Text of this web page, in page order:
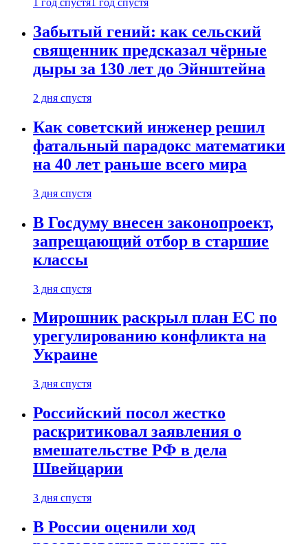
1 год спустя 1 год спустя
Забытый гений: как сельский
священник предсказал чёрные
дыры за 130 лет до Эйнштейна
2 дня спустя
Как советский инженер решил
фатальный парадокс математики
на 40 лет раньше всего мира
3 дня спустя
В Госдуму внесен законопроект,
запрещающий отбор в старшие
классы
3 дня спустя
Мирошник раскрыл план ЕС по
урегулированию конфликта на
Украине
3 дня спустя
Российский посол жестко
раскритиковал заявления о
вмешательстве РФ в дела
Швейцарии
3 дня спустя
В России оценили ход